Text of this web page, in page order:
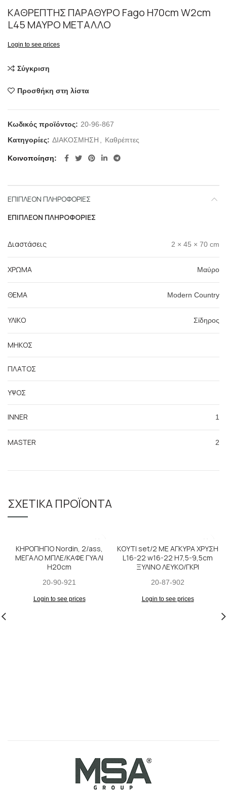
ΚΑΘΡΕΠΤΗΣ ΠΑΡΑΘΥΡΟ Fago H70cm W2cm
L45 ΜΑΥΡΟ ΜΕΤΑΛΛΟ
Login to see prices
Σύγκριση
Προσθήκη στη λίστα
Κωδικός προϊόντος: 20-96-867
Κατηγορίες: ΔΙΑΚΟΣΜΗΣΗ Καθρέπτες
Κοινοποίηση
ΕΠΙΠΛΈΟΝ ΠΛΗΡΟΦΟΡΊΕΣ
ΕΠΙΠΛΈΟΝ ΠΛΗΡΟΦΟΡΊΕΣ
Διαστάσεις 2 × 45 × 70 cm
ΧΡΩΜΑ Μαύρο
ΘΕΜΑ Modern Country
ΥΛΙΚΟ Σίδηρος
ΜΗΚΟΣ
ΠΛΑΤΟΣ
ΥΨΟΣ
INNER 1
MASTER 2
ΣΧΕΤΙΚΆ ΠΡΟΪΌΝΤΑ
ΚΗΡΟΠΗΓΙΟ Nordin, 2/ass,
ΜΕΓΑΛΟ ΜΠΛΕ/ΚΑΦΕ ΓΥΑΛΙ
H20cm
20-90-921
Login to see prices
ΚΟΥΤΙ set/2 ΜΕ ΑΓΚΥΡΑ ΧΡΥΣΗ
L16-22 w16-22 H7,5-9,5cm
ΞΥΛΙΝΟ ΛΕΥΚΟ/ΓΚΡΙ
20-87-902
Login to see prices